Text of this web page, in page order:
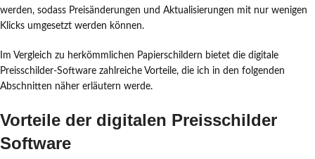
werden, sodass Preisänderungen und Aktualisierungen mit nur wenigen
Klicks umgesetzt werden können.
Im Vergleich zu herkömmlichen Papierschildern bietet die digitale
Preisschilder-Software zahlreiche Vorteile, die ich in den folgenden
Abschnitten näher erläutern werde.
Vorteile der digitalen Preisschilder
Software